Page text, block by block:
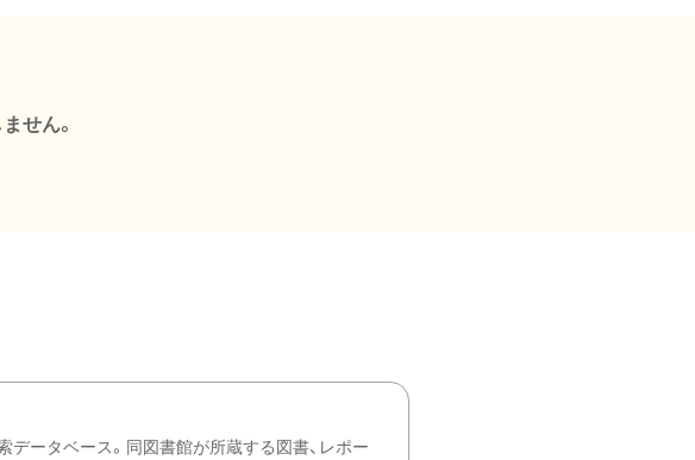
せん。
ータベース。同図書館が所蔵する図書、レポー